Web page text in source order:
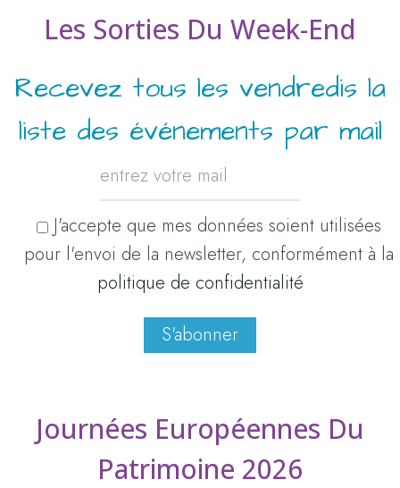
Les Sorties Du Week-End
Recevez tous les vendredis la
liste des événements par mail
J'accepte que mes données soient utilisées
pour l'envoi de la newsletter, conformément à la
politique de confidentialité
S'abonner
Journées Européennes Du
Patrimoine 2026